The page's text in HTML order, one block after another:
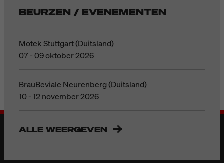
BEURZEN / EVENEMENTEN
Motek Stuttgart (Duitsland)
07 - 09 oktober 2026
BrauBeviale Neurenberg (Duitsland)
10 - 12 november 2026
ALLE WEERGEVEN